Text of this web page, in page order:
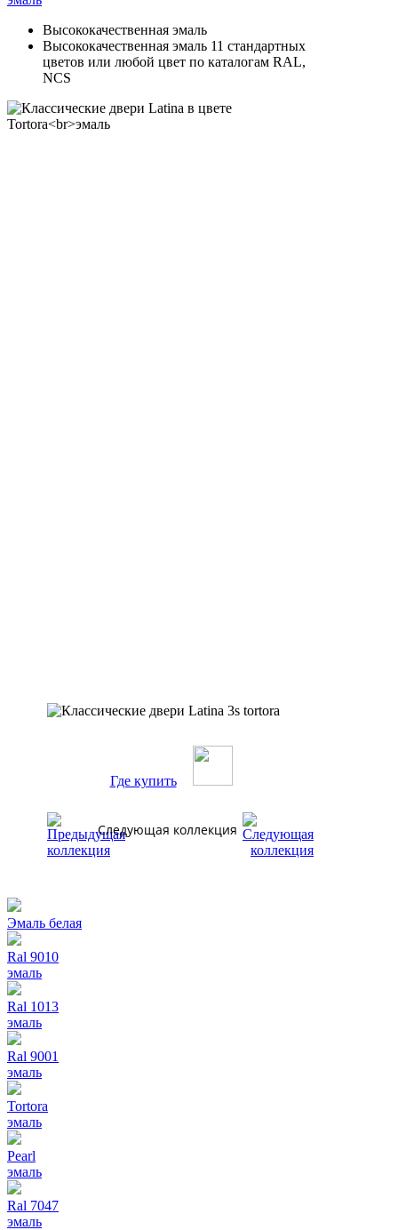
Высококачественная эмаль
Высококачественная эмаль 11 стандартных
цветов или любой цвет по каталогам RAL,
NCS
Где купить
Следующая коллекция
Эмаль белая
Ral 9010
эмаль
Ral 1013
эмаль
Ral 9001
эмаль
Tortora
эмаль
Pearl
эмаль
Ral 7047
эмаль